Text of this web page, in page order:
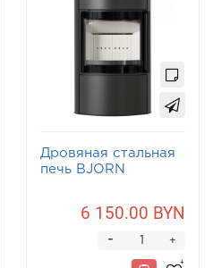
Дровяная стальная
печь BJORN
6 150.00 BYN
+
-